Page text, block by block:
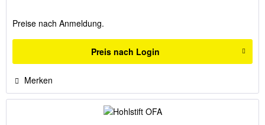
Preise nach Anmeldung.
Preis nach Login
Merken